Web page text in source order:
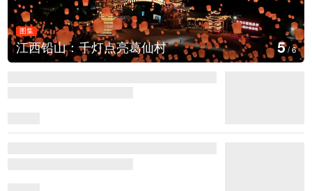
图集
江西铅山：千灯点亮葛仙村 5/6